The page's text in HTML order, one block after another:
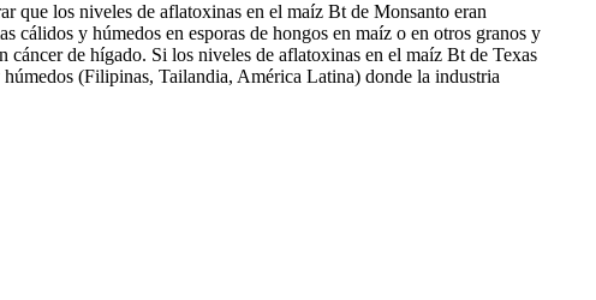
que los niveles de aflatoxinas en el maíz Bt de Monsanto eran
cálidos y húmedos en esporas de hongos en maíz o en otros granos y
cáncer de hígado. Si los niveles de aflatoxinas en el maíz Bt de Texas
(Filipinas, Tailandia, América Latina) donde la industria